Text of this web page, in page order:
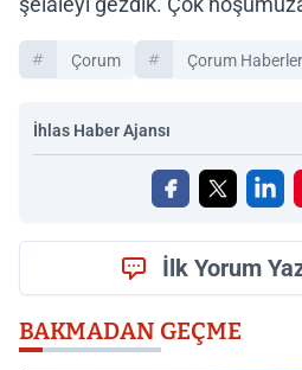
Çorum Çorum
İhlas Haber Ajansı
İlk Yorum
BAKMADAN GEÇME